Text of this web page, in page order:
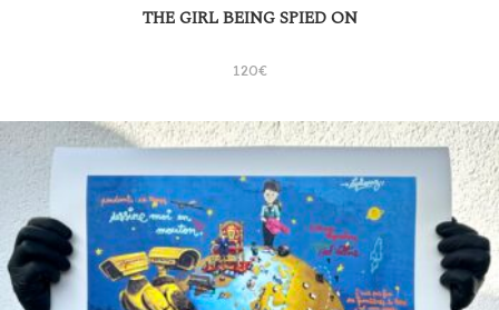
THE GIRL BEING SPIED ON
120€